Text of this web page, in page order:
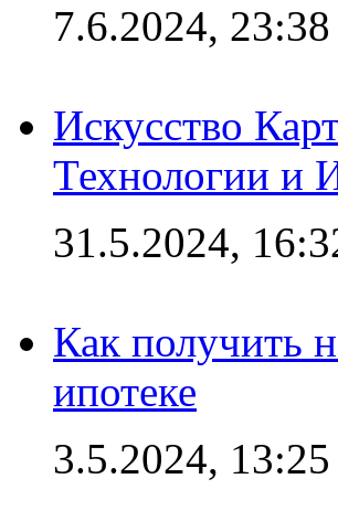
7.6.2024, 23:38
Искусство
Технологии и
31.5.2024,
Как получить
ипотеке
3.5.2024, 13:25